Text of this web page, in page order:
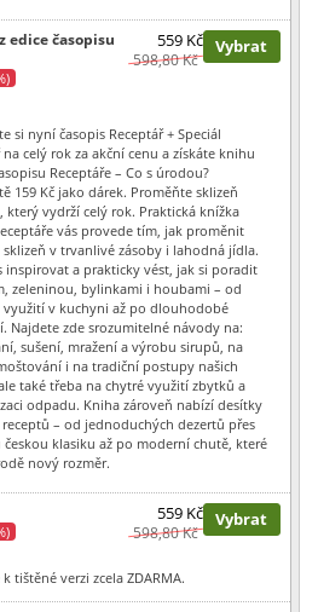
edice časopisu
559 Kč
598,80 Kč
Vybrat
si nyní časopis Receptář + Speciál
na celý rok za akční cenu a získáte knihu
Receptáře – Co s úrodou?
159 Kč jako dárek. Proměňte sklizeň
který vydrží celý rok. Praktická knížka
vás provede tím, jak proměnit
v trvanlivé zásoby i lahodná jídla.
inspirovat a prakticky vést, jak si poradit
zeleninou, bylinkami i houbami – od
využití v kuchyni až po dlouhodobé
Najdete zde srozumitelné návody na:
sušení, mražení a výrobu sirupů, na
i na tradiční postupy našich
také třeba na chytré využití zbytků a
odpadu. Kniha zároveň nabízí desítky
– od jednoduchých dezertů přes
klasiku až po moderní chutě, které
nový rozměr.
559 Kč
598,80 Kč
Vybrat
tištěné verzi zcela ZDARMA.